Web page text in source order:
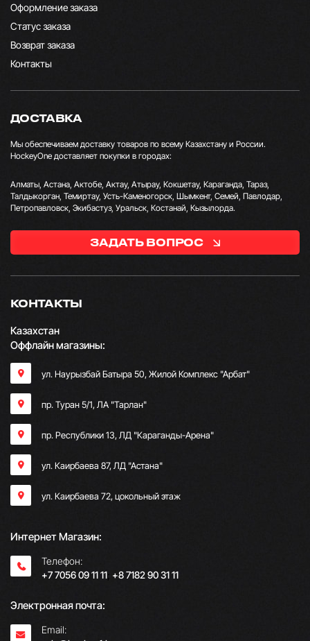
Оформление заказа
Статус заказа
Возврат заказа
Контакты
КОНТАКТЫ
Казахстан
Оффлайн магазины:
ул. Наурызбай Батыра 50, Жилой Комплекс "Арбат"
пр. Туран 5/1, ЛА "Тарлан"
пр. Республики 13, ​ЛД "Караганды-Арена"
ул. Каирбаева 87, ЛД "Астана"
ул. Каирбаева 72, цокольный этаж
Интернет Магазин:
Телефон:
+7 7056 09 11 11; +8 7182 90 31 11
Электронная почта:
Email:
ДОСТАВКА
Мы обеспечиваем доставку товаров по всему Казахстану и России.
HockeyOne доставляет покупки в городах:
Алматы, Астана, Актобе, Актау, Атырау, Кокшетау, Караганда, Тараз,
Талдыкорган, Темиртау, Усть-Каменогорск, Шымкент, Семей, Павлодар,
Петропавловск, Экибастуз, Уральск, Костанай, Кызылорда.
ЗАДАТЬ ВОПРОС